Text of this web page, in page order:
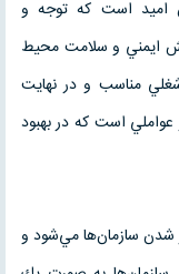
اميد است كه توجه و
ايمني و سلامت محيط
مناسب و در نهايت
است كه در بهبود
شدن سازمان‌ها مي‌شود و